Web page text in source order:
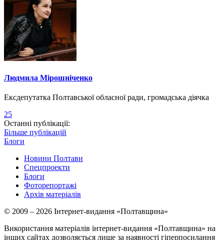
Людмила Мірошніченко
Ексдепутатка Полтавської обласної ради, громадська діячка
25
Останні публікації:
Більше публікацій
Блоги
Новини Полтави
Спецпроекти
Блоги
Фоторепортажі
Архів матеріалів
© 2009 – 2026 Інтернет-видання «Полтавщина»
Використання матеріалів інтернет-видання «Полтавщина» на
інших сайтах дозволяється лише за наявності гіперпосилання